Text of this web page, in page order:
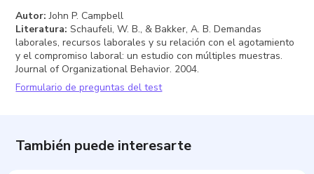
Autor: John P. Campbell
Literatura: Schaufeli, W. B., & Bakker, A. B. Demandas
laborales, recursos laborales y su relación con el agotamiento
y el compromiso laboral: un estudio con múltiples muestras.
Journal of Organizational Behavior. 2004.
Formulario de preguntas del test
También puede interesarte